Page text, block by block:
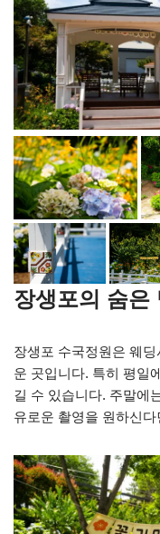
장생포의 숨은
장생포 수국정원은 웨
운 곳입니다. 특히 평일
길 수 있습니다. 주말에
유로운 촬영을 원하신